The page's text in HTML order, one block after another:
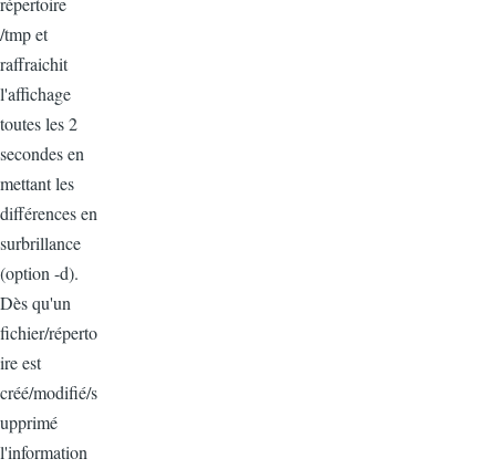
/tmp et
raffraichit
l'affichage
toutes les 2
secondes en
mettant les
différences en
surbrillance
(option -d).
Dès qu'un
fichier/réperto
ire est
créé/modifié/s
upprimé
l'information